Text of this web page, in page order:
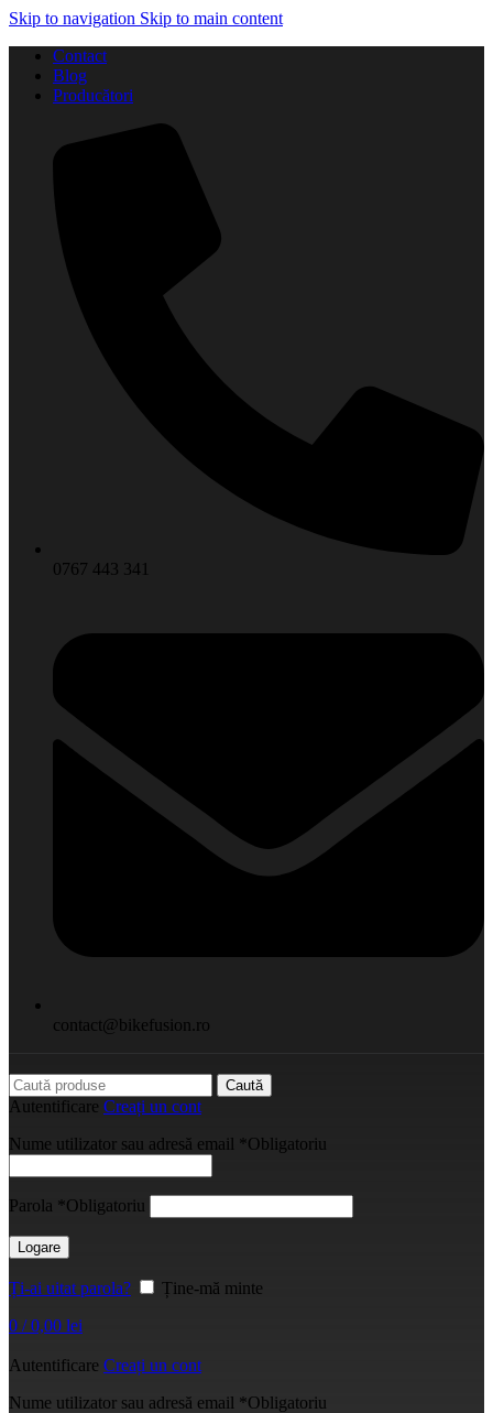
Skip to navigation Skip to main content
Contact
Blog
Producători
0767 443 341
contact@bikefusion.ro
Caută
Autentificare Creați un cont
Nume utilizator sau adresă email *Obligatoriu
Parola *Obligatoriu
Logare
Ți-ai uitat parola?
Ține-mă minte
0 / 0,00 lei
Autentificare Creați un cont
Nume utilizator sau adresă email *Obligatoriu